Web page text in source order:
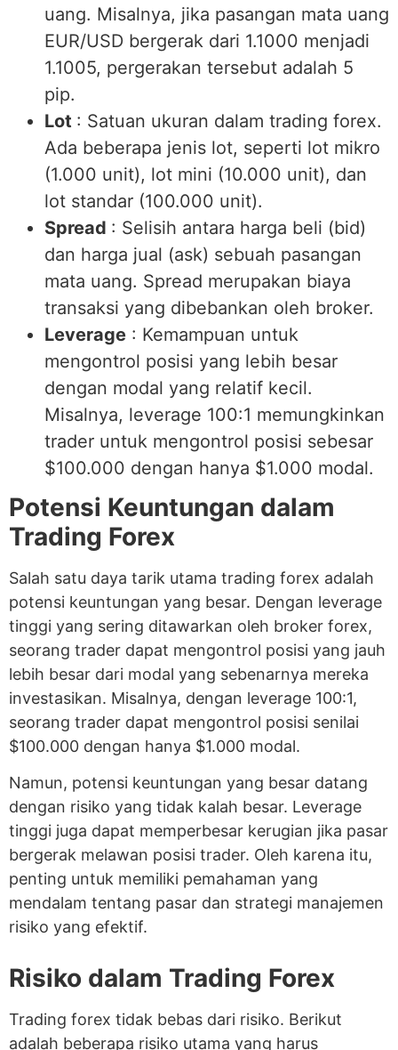
uang. Misalnya, jika pasangan mata uang
EUR/USD bergerak dari 1.1000 menjadi
1.1005, pergerakan tersebut adalah 5
pip.
Lot : Satuan ukuran dalam trading forex.
Ada beberapa jenis lot, seperti lot mikro
(1.000 unit), lot mini (10.000 unit), dan
lot standar (100.000 unit).
Spread : Selisih antara harga beli (bid)
dan harga jual (ask) sebuah pasangan
mata uang. Spread merupakan biaya
transaksi yang dibebankan oleh broker.
Leverage : Kemampuan untuk
mengontrol posisi yang lebih besar
dengan modal yang relatif kecil.
Misalnya, leverage 100:1 memungkinkan
trader untuk mengontrol posisi sebesar
$100.000 dengan hanya $1.000 modal.
Potensi Keuntungan dalam
Trading Forex
Salah satu daya tarik utama trading forex adalah
potensi keuntungan yang besar. Dengan leverage
tinggi yang sering ditawarkan oleh broker forex,
seorang trader dapat mengontrol posisi yang jauh
lebih besar dari modal yang sebenarnya mereka
investasikan. Misalnya, dengan leverage 100:1,
seorang trader dapat mengontrol posisi senilai
$100.000 dengan hanya $1.000 modal.
Namun, potensi keuntungan yang besar datang
dengan risiko yang tidak kalah besar. Leverage
tinggi juga dapat memperbesar kerugian jika pasar
bergerak melawan posisi trader. Oleh karena itu,
penting untuk memiliki pemahaman yang
mendalam tentang pasar dan strategi manajemen
risiko yang efektif.
Risiko dalam Trading Forex
Trading forex tidak bebas dari risiko. Berikut
adalah beberapa risiko utama yang harus